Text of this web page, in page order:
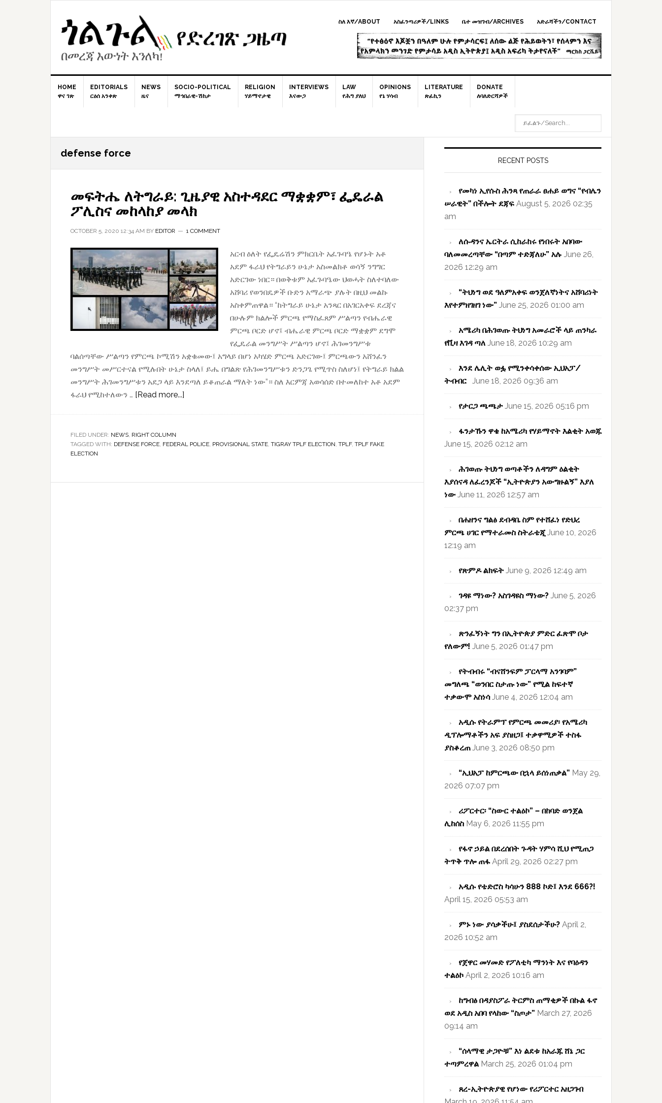
ስለ እኛ/ABOUT አስፈንጣሪዎች/LINKS ቤተ መዝገብ/ARCHIVES አድራሻችን/CONTACT
HOME
ዋና ገጽ
EDITORIALS
ርዕሰ አንቀጽ
NEWS
ዜና
SOCIO-POLITICAL
ማኅበራዊ-ሽከታ
RELIGION
ሃይማኖታዊ
INTERVIEWS
እናውጋ
LAW
የሕግ ያለህ
OPINIONS
የኔ ሃሳብ
LITERATURE
ጽፈኪን
DONATE
ለባለድርሻዎች
defense force
መፍትሔ ለትግራይ: ጊዜያዊ አስተዳደር ማቋቋም፣ ፌዴራል
ፖሊስና መከላከያ መላክ
OCTOBER 5, 2020 12:34 AM BY EDITOR 1 COMMENT
አርብ ዕለት የፌዴሬሽን ምክርቤት አፈጉባዔ የሆኑት አቶ
አደም ፋራህ የትግራይን ሁኔታ አስመልክቶ ወሳኝ ንግግር
አድርገው ነበር። በወቅቱም አፈጉባዔው ህወሓት ስለተባለው
አሸባሪ የወንበዴዎች ቡድን አማራጭ ያሉት በዚህ መልኩ
አስቀምጠዋል። “ከትግራይ ሁኔታ አንጻር በአገርአቀፍ ደረጃና
በሁሉም ክልሎች ምርጫ የማስፈጸም ሥልጣን የብሔራዊ
ምርጫ ቦርድ ሆኖ፤ ብሔራዊ ምርጫ ቦርድ ማቋቋም ደግሞ
የፌዴራል መንግሥት ሥልጣን ሆኖ፤ ሕገመንግሥቱ
ባልሰጣቸው ሥልጣን የምርጫ ኮሚሽን አቋቁመው፤ አግላይ በሆነ አካሄድ ምርጫ አድርገው፤ ምርጫውን አሸንፈን
መንግሥት መሥርተናል የሚሉበት ሁኔታ ስላለ፤ ይሔ በግልጽ የሕገመንግሥቱን ድንጋጌ የሚጥስ ስለሆነ፤ የትግራይ ክልል
መንግሥት ሕገመንግሥቱን አደጋ ላይ እንደጣለ ይቆጠራል ማለት ነው”። ስለ እርምጃ አወሳሰድ በተመለከተ አቶ አደም
ፋራህ የሚከተለውን … [Read more...]
አስተዳደር
ፖሊስና
FILED UNDER: NEWS, RIGHT COLUMN
TAGGED WITH: DEFENSE FORCE, FEDERAL POLICE, PROVISIONAL STATE, TIGRAY TPLF ELECTION, TPLF, TPLF FAKE
ELECTION
RECENT POSTS
የመካነ ኢየሱስ ሕንጻ የጠራራ ፀሐይ ወግና “የብሌን
ሠራዊት” በችሎት ደጃፍ August 5, 2026 02:35
am
ለሱዳንና ኤርትራ ሲከራከሩ የነበሩት አበባው
ባለመመረጣቸው “በጣም ተድጃለሁ” አሉ June 26,
2026 12:29 am
“ትህነግ ወደ ዓለምአቀፍ ወንጀለኛነትና አሸባሪነት
እየተምዘገዘገ ነው” June 25, 2026 01:00 am
አሜሪካ በሕገወጡ ትህነግ አመራሮች ላይ ጠንካራ
የቪዛ እገዳ ጣለ June 18, 2026 10:29 am
እንደ ሌሊት ወፏ የሚንቀሳቀሰው ኢህአፓ/
ትብብር June 18, 2026 09:36 am
የታርጋ ጫጫታ June 15, 2026 05:16 pm
ፋንታኹን ዋቄ ከአሜሪካ የሃይማኖት እልቂት አወጁ
June 15, 2026 02:12 am
ሕገወጡ ትህነግ ወጣቶችን ለዳግም ዕልቂት
እያሰናዳ ለፈረንጆች “ኢትዮጵያን አውግዙልኝ” እያለ
ነው June 11, 2026 12:57 am
በሐዘንና ግልፅ ደብዳቤ ስም የተሸፈነ የድህረ
ምርጫ ሀገር የማተራመስ ስትራቴጂ June 10, 2026
12:19 am
የጽምዶ ልክፍት June 9, 2026 12:49 am
ገዳዩ ማነው? አስገዳዩስ ማነው? June 5, 2026
02:37 pm
ጽንፈኝነት ግን በኢትዮጵያ ምድር ፈጽሞ ቦታ
የለውም! June 5, 2026 01:47 pm
የትብብሩ “ብናሸንፍም ፓርላማ አንገባም”
መግለጫ “ወንበር ስታጡ ነው” የሚል ከፍተኛ
ተቃውሞ አስነሳ June 4, 2026 12:04 am
አዲሱ የትራምፕ የምርጫ መመሪያ፡ የአሜሪካ
ዲፕሎማቶችን አፍ ያስዘጋ፤ ተቃዋሚዎች ተስፋ
ያስቆረጠ June 3, 2026 08:50 pm
“ኢህአፓ ከምርጫው በኋላ ይሰነጠቃል” May 29,
2026 07:07 pm
ሪፖርተር፡ “ስውር ተልዕኮ” – በከባድ ወንጀል
ሊከሰስ May 6, 2026 11:55 pm
የፋኖ ኃይል በደረሰበት ጉዳት ሃምሳ ሺህ የሚጠጋ
ትጥቅ ጥሎ ጠፋ April 29, 2026 02:27 pm
አዲሱ የቴድሮስ ካሳሁን 888 ኮድ፤ እንደ 666?!
April 15, 2026 05:53 am
ምኑ ነው ያሳቃችሁ፤ ያስደሰታችሁ? April 2,
2026 10:52 am
የጀዋር መሃመድ የፖለቲካ ማንነት እና የባዕዳን
ተልዕኮ April 2, 2026 10:16 am
ከግብፅ በዳያስፖራ ትርምስ ጠማቂዎች በኩል ፋኖ
ወደ አዲስ አበባ የላከው “ስጦታ” March 27, 2026
09:14 am
“ሰላማዊ ታጋዮቹ” እነ ልደቱ ከአራጁ ሸኔ ጋር
ተጣምረዋል March 25, 2026 01:04 pm
ጸረ-ኢትዮጵያዊ የሆነው የሪፖርተር አዘጋገብ